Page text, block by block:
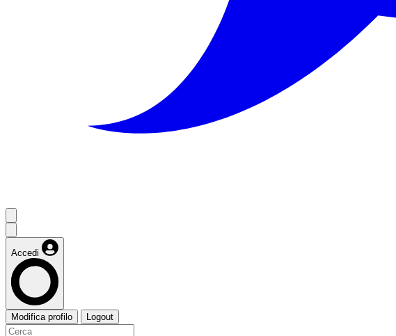
Accedi
Modifica profilo Logout